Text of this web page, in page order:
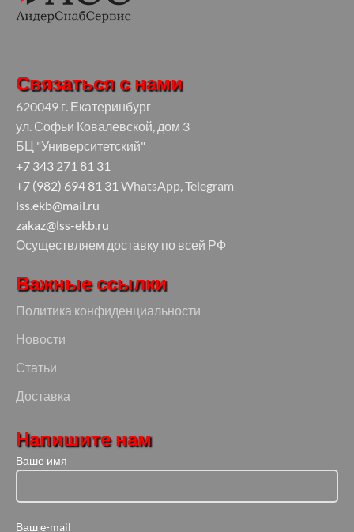
Связаться с нами
620049 г. Екатеринбург
ул. Софьи Ковалевской, дом 3
БЦ "Университетский"
+7 343 271 81 31
+7 (982) 694 81 31 WhatsApp, Telegram
lss.ekb@mail.ru
zakaz@lss-ekb.ru
Осуществляем доставку по всей РФ
Важные ссылки
Политика конфиденциальности
Новости
Статьи
Доставка
Напишите нам
Ваше имя
Ваш e-mail